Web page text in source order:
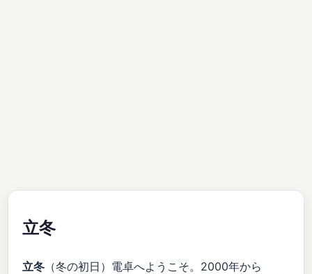
立冬
立冬 （冬の初日）電卓へようこそ。2000年から